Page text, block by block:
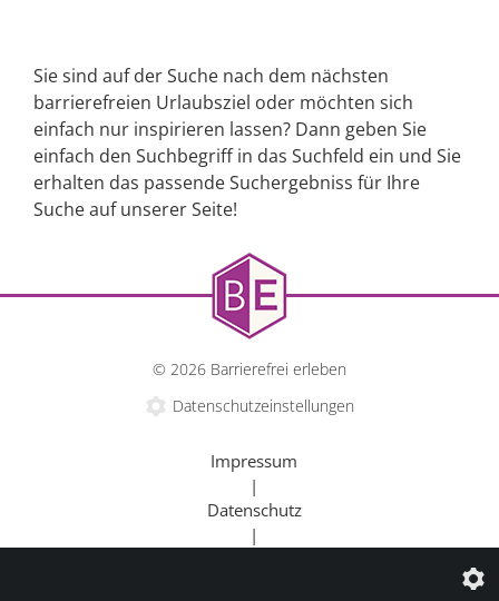
Sie sind auf der Suche nach dem nächsten
barrierefreien Urlaubsziel oder möchten sich
einfach nur inspirieren lassen? Dann geben Sie
einfach den Suchbegriff in das Suchfeld ein und Sie
erhalten das passende Suchergebniss für Ihre
Suche auf unserer Seite!
© 2026 Barrierefrei erleben
Datenschutzeinstellungen
Impressum
|
Datenschutz
|